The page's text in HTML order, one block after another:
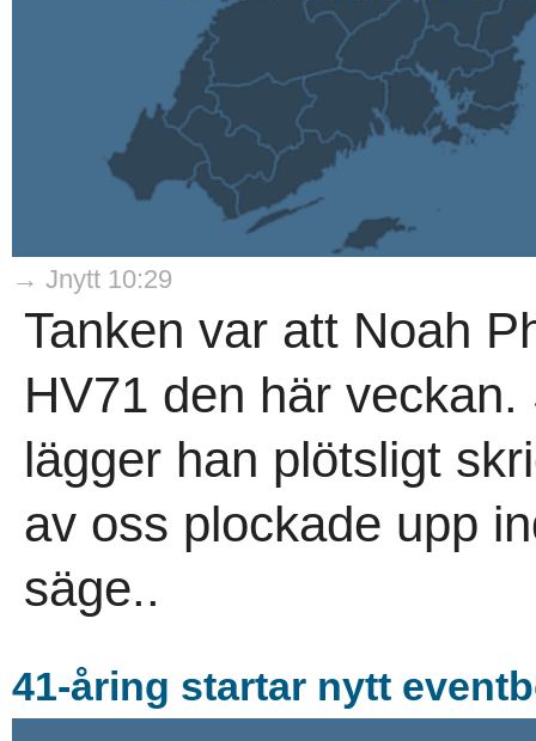
→ Jnytt 10:29
Tanken var att Noah
HV71 den här
lägger han plötsligt
av oss plockade upp
säge..
41-åring startar nytt